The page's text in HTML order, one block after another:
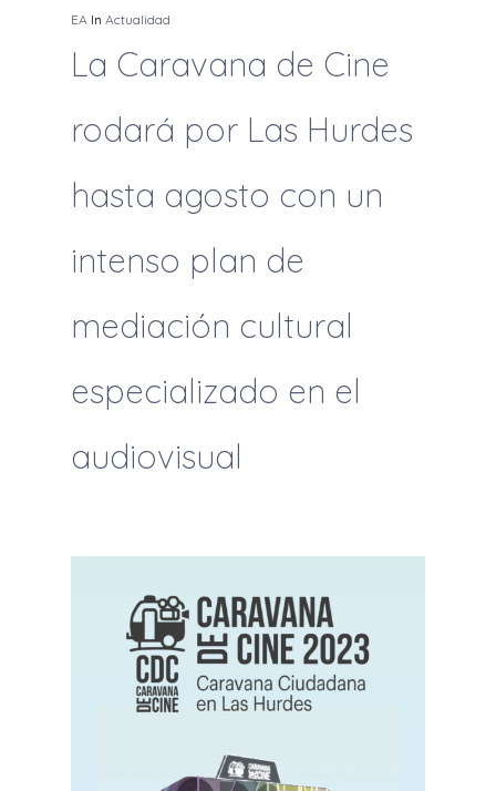
EA In Actualidad
La Caravana de Cine
rodará por Las Hurdes
hasta agosto con un
intenso plan de
mediación cultural
especializado en el
audiovisual